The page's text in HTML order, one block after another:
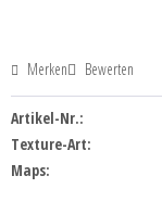
Merken Bewerten
Artikel-Nr.:
Texture-Art:
Maps: